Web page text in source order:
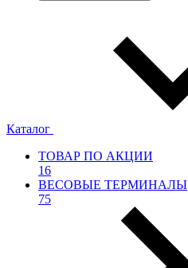
Каталог
ТОВАР ПО АКЦИИ
16
ВЕСОВЫЕ ТЕРМИНАЛЫ
75